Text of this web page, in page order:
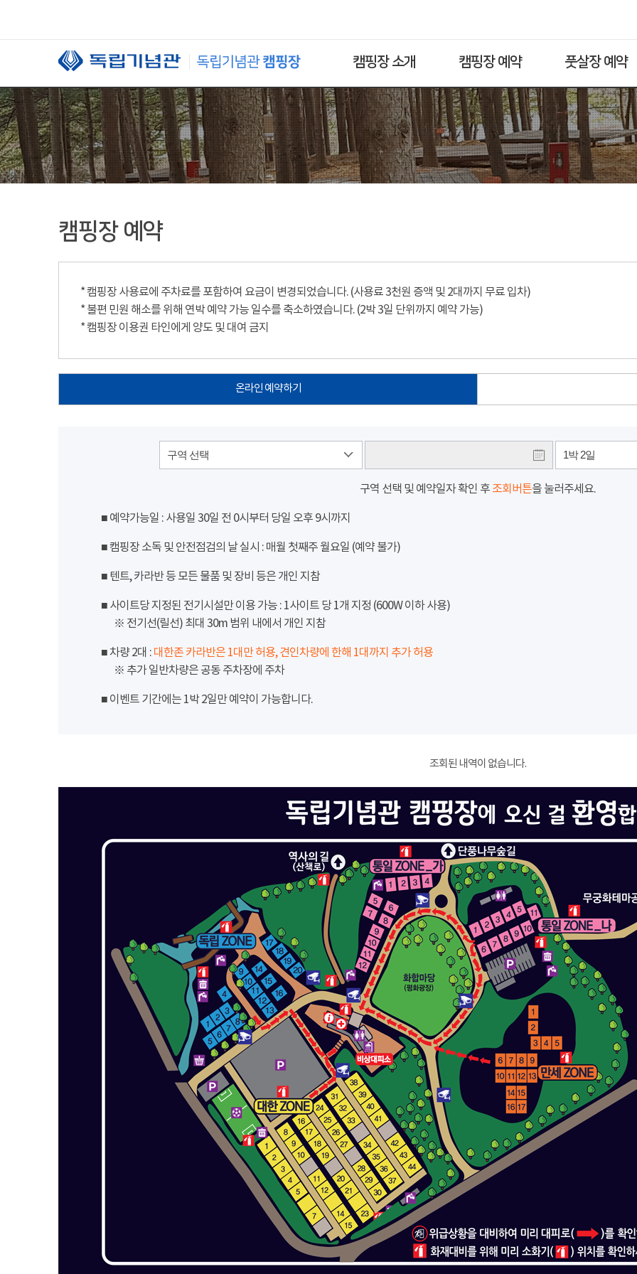
캠핑장 소개 캠핑장 예약 풋살장 예약
캠핑장 예약
* 캠핑장 사용료에 주차료를 포함하여 요금이 변경되었습니다. (사용료 3천원 증액 및 2대까지 무료 입차)
* 불편 민원 해소를 위해 연박 예약 가능 일수를 축소하였습니다. (2박 3일 단위까지 예약 가능)
* 캠핑장 이용권 타인에게 양도 및 대여 금지
온라인 예약하기
구역 선택 1박 2일
구역 선택 및 예약일자 확인 후 조회버튼을 눌러주세요.
■ 예약가능일 : 사용일 30일 전 0시부터 당일 오후 9시까지
■ 캠핑장 소독 및 안전점검의 날 실시 : 매월 첫째주 월요일 (예약 불가)
■ 텐트, 카라반 등 모든 물품 및 장비 등은 개인 지참
■ 사이트당 지정된 전기시설만 이용 가능 : 1사이트 당 1개 지정 (600W 이하 사용)
※ 전기선(릴선) 최대 30m 범위 내에서 개인 지참
■ 차량 2대 : 대한존 카라반은 1대만 허용, 견인차량에 한해 1대까지 추가 허용
※ 추가 일반차량은 공동 주차장에 주차
■ 이벤트 기간에는 1박 2일만 예약이 가능합니다.
조회된 내역이 없습니다.